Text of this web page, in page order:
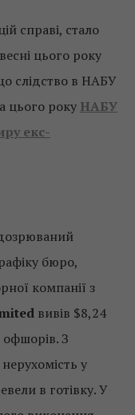
справі, стало
цього року
слідство в НАБУ
цього року НАБУ
екс-
бюро,
компанії з
вивів $8,24
З
у
в готівку. У